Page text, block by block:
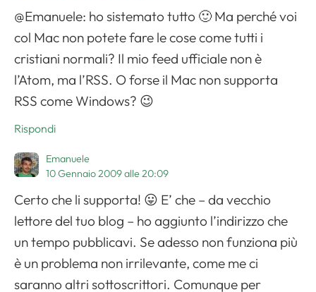
@Emanuele: ho sistemato tutto 🙂 Ma perché voi
col Mac non potete fare le cose come tutti i
cristiani normali? Il mio feed ufficiale non è
l’Atom, ma l’RSS. O forse il Mac non supporta
RSS come Windows? 😉
Rispondi
Emanuele
10 Gennaio 2009 alle 20:09
Certo che li supporta! 😛 E’ che – da vecchio
lettore del tuo blog – ho aggiunto l’indirizzo che
un tempo pubblicavi. Se adesso non funziona più
è un problema non irrilevante, come me ci
saranno altri sottoscrittori. Comunque per